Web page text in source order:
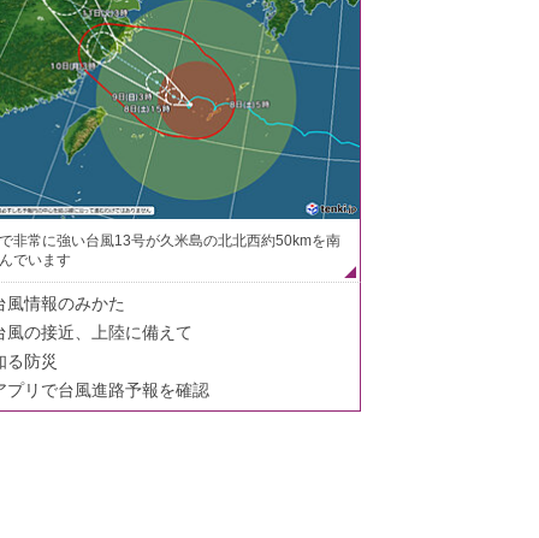
非常に強い台風13号が久米島の北北西約50kmを南
でいます
風情報のみかた
風の接近、上陸に備えて
る防災
プリで台風進路予報を確認